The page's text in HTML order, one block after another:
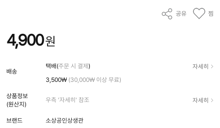
공유 찜
4,900원
배송
택배(주문 시 결제) 자세히
3,500₩ (30,000₩ 이상 무료)
상품정보
(원산지)
우측 '자세히' 참조 자세히
브랜드 소상공인상생관